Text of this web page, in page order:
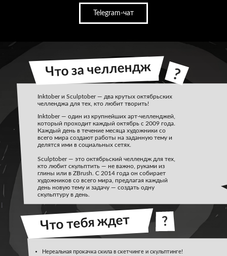
Telegram-чат
Inktober и Sculptober — два крутых октябрьских
челленджа для тех, кто любит творить!
Inktober — один из крупнейших арт-челленджей,
который проходит каждый октябрь с 2009 года.
Каждый день в течение месяца художники со
всего мира создают работы на заданную тему и
делятся ими в социальных сетях.
Sculptober — это октябрьский челлендж для тех,
кто любит скульптить — не важно, руками из
глины или в ZBrush. С 2014 года он собирает
художников со всего мира, предлагая каждый
день новую тему и задачу — создать одну
скульптуру в день.
Нереальная прокачка скила в скетчинге и скульптинге!
Что тебя ждет
?
Что за челлендж
?